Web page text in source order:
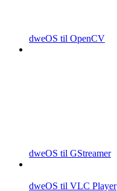
dweOS til OpenCV
dweOS til GStreamer
dweOS til VLC Player